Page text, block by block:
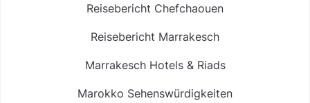
Reisebericht Chefchaouen
Reisebericht Marrakesch
Marrakesch Hotels & Riads
Marokko Sehenswürdigkeiten